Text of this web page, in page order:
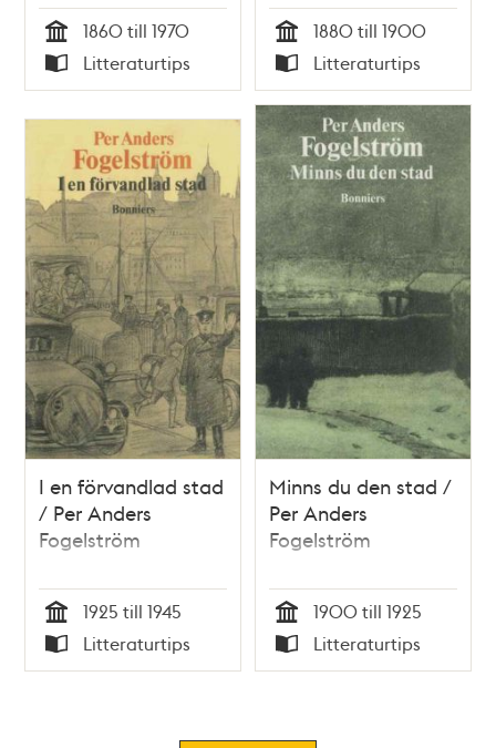
Tid
1860 till 1970
Typ
Litteraturtips Tid
1880 till 1900
Typ
Litteraturtips
I en förvandlad stad
/ Per Anders
Fogelström
Tid
1925 till 1945
Typ
Litteraturtips
Minns du den stad /
Per Anders
Fogelström
Tid
1900 till 1925
Typ
Litteraturtips